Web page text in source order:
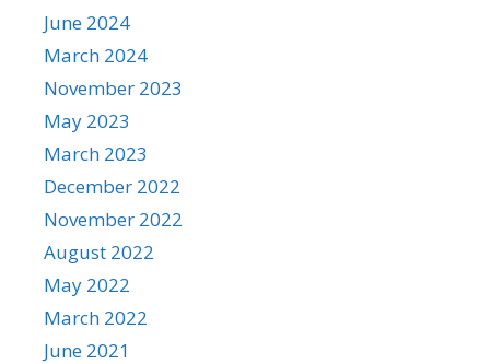
June 2024
March 2024
November 2023
May 2023
March 2023
December 2022
November 2022
August 2022
May 2022
March 2022
June 2021